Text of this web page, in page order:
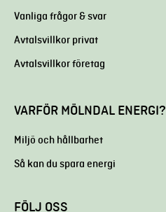
Vanliga frågor & svar
Avtalsvillkor privat
Avtalsvillkor företag
VARFÖR MÖLNDAL ENERGI?
Miljö och hållbarhet
Så kan du spara energi
FÖLJ OSS